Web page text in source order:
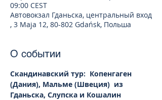
09:00 CEST
Автовокзал Гданьска, центральный вход
, 3 Maja 12, 80-802 Gdańsk, Польша
О событии
Скандинавский тур:  Копенгаген
(Дания), Мальме (Швеция)  из
Гданьска, Слупска и Кошалин